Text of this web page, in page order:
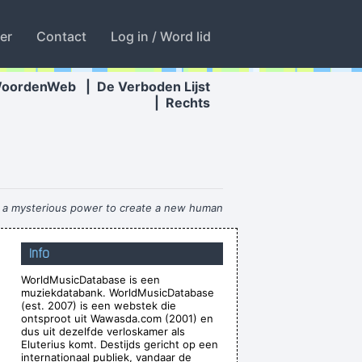
Contact Log in / Word lid
De Verboden Lijst
Rechts
mysterious power to create a new human
race of laughing freemen~ Timothy Leary
in between are doors
set, I was a mental drummer.~ Keith Moon
emotion into music..~ Carlos Santana
happened, and vice versa.~ Frank Zappa
Waar zijn die handen!?~ Regi Penxten
Info
WorldMusicDatabase is een
muziekdatabank. WorldMusicDatabase
(est. 2007) is een webstek die
ontsproot uit Wawasda.com (2001) en
dus uit dezelfde verloskamer als
Eluterius komt. Destijds gericht op een
internationaal publiek, vandaar de